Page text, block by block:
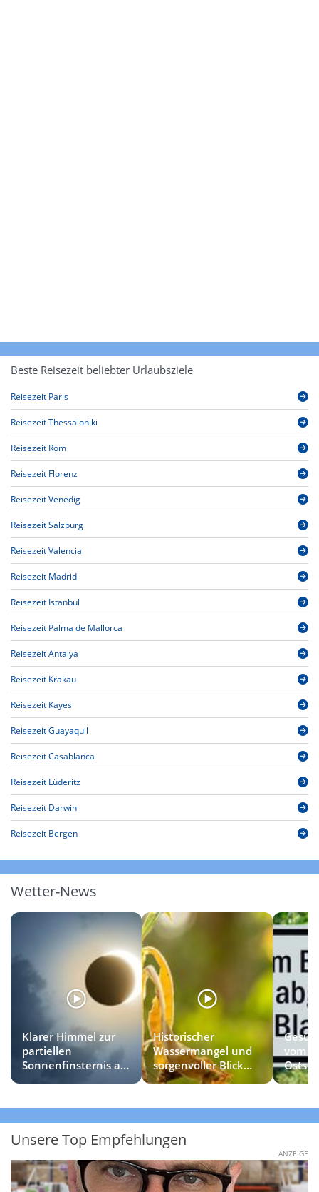
Beste Reisezeit beliebter Urlaubsziele
Reisezeit Paris
Reisezeit Thessaloniki
Reisezeit Rom
Reisezeit Florenz
Reisezeit Venedig
Reisezeit Salzburg
Reisezeit Valencia
Reisezeit Madrid
Reisezeit Istanbul
Reisezeit Palma de Mallorca
Reisezeit Antalya
Reisezeit Krakau
Reisezeit Kayes
Reisezeit Guayaquil
Reisezeit Casablanca
Reisezeit Lüderitz
Reisezeit Darwin
Reisezeit Bergen
Wetter-News
Klarer Himmel zur
partiellen
Sonnenfinsternis am
Historischer
Wassermangel und
sorgenvoller Blick
zum Himmel
vom
Unsere Top Empfehlungen
ANZEIGE